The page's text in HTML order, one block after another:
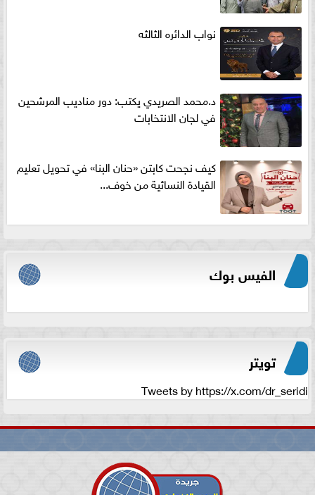
نواب الدائره الثالثه
د.محمد الصريدي يكتب: دور مناديب المرشحين
في لجان الانتخابات
كيف نجحت كابتن «حنان البنا» في تحويل تعليم
القيادة النسائية من خوف...
الفيس بوك
تويتر
Tweets by https://x.com/dr_seridi